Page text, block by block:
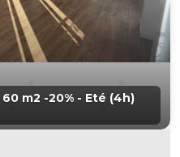
60 m2 -20% - Eté (4h)